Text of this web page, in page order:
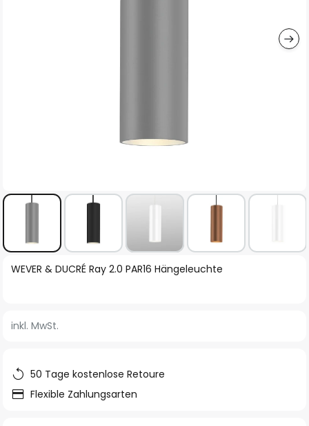
Zum
springen
WEVER & DUCRÉ Ray 2.0 PAR16 Hängeleuchte
inkl. MwSt.
50 Tage kostenlose Retoure
Flexible Zahlungsarten